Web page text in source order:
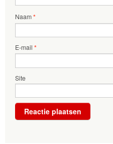
Naam*
E-mail *
Site